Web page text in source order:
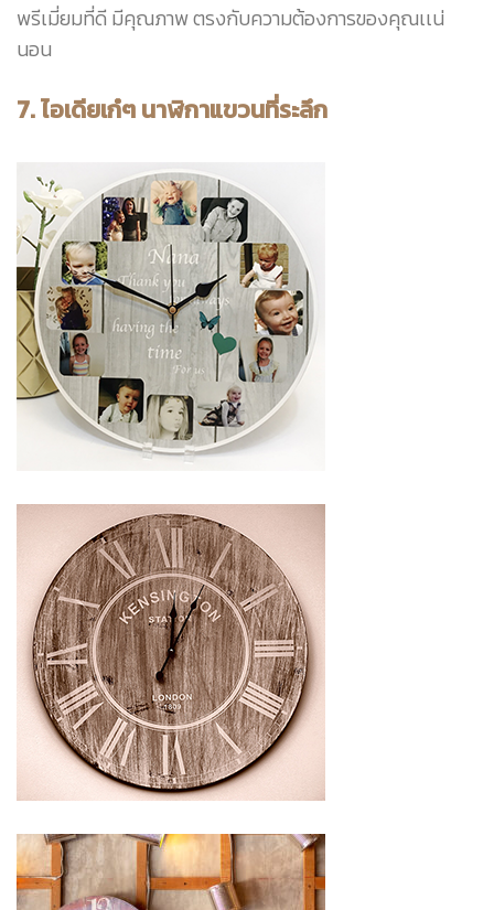
พรีเมี่ยมที่ดี มีคุณภาพ ตรงกับความต้องการของคุณเเน่
นอน
7. ไอเดียเก๋ๆ นาฬิกาแขวนที่ระลึก